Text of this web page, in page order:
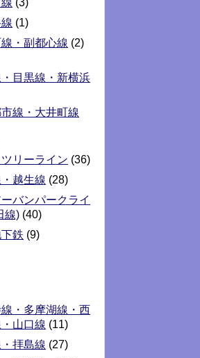
(3)
(1)
・副都心線 (2)
目黒線・新横浜
線・大井町線
リーライン (36)
越生線 (28)
バンパークライ
線) (40)
鉄 (9)
・多摩湖線・西
山口線 (11)
拝島線 (27)